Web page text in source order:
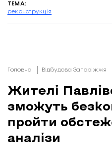
ТЕМА:
реконструкція
Головна Відбудова Запоріжжя
Жителі
зможуть
пройти
аналізи